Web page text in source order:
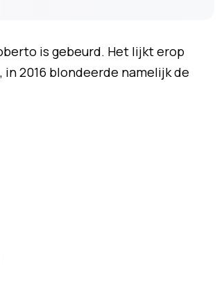
is gebeurd. Het lijkt erop
2016 blondeerde namelijk de